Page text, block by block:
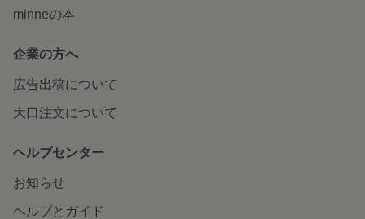
minneの本
企業の方へ
広告出稿について
大口注文について
ヘルプセンター
お知らせ
ヘルプとガイド